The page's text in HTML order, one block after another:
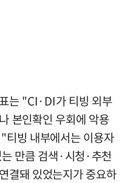
는 "CI·DI가 티빙 외부
본인확인 우회에 악용
빙 내부에서는 이용자
만큼 검색·시청·추천
결돼 있었는지가 중요하